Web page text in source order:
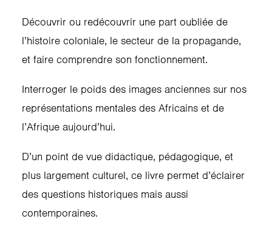
Découvrir ou redécouvrir une part oubliée de
l’histoire coloniale, le secteur de la propagande,
et faire comprendre son fonctionnement.
Interroger le poids des images anciennes sur nos
représentations mentales des Africains et de
l’Afrique aujourd’hui.
D’un point de vue didactique, pédagogique, et
plus largement culturel, ce livre permet d’éclairer
des questions historiques mais aussi
contemporaines.